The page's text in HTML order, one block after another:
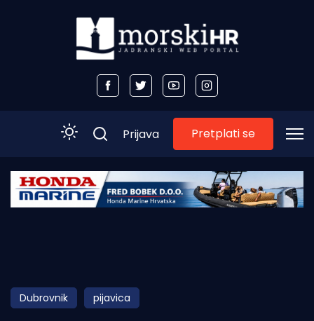
Početna
Obala
Otoci
Prijava Pretplati se
Dubrovnik pijavica